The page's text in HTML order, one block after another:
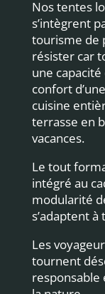
Nos tentes
s’intègrent
tourisme de
résister car
une
confort
cuisine
terrasse en
vacances.
Le tout
intégré au
modularité
s’adaptent
Les
tournent
responsable